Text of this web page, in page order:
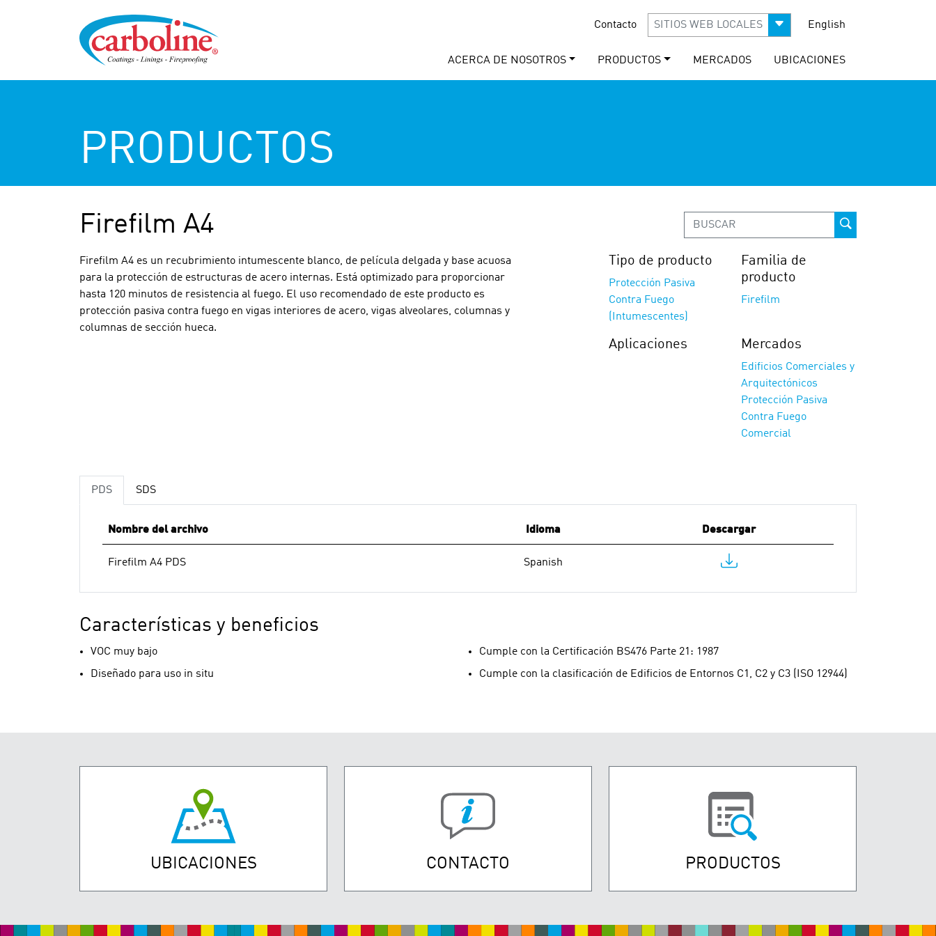
Contacto SITIOS WEB LOCALES English
ACERCA DE NOSOTROS PRODUCTOS MERCADOS UBICACIONES
PRODUCTOS
Firefilm A4
Firefilm A4 es un recubrimiento intumescente blanco, de película delgada y base acuosa
para la protección de estructuras de acero internas. Está optimizado para proporcionar
hasta 120 minutos de resistencia al fuego. El uso recomendado de este producto es
protección pasiva contra fuego en vigas interiores de acero, vigas alveolares, columnas y
columnas de sección hueca.
Tipo de producto
Protección Pasiva
Contra Fuego
(Intumescentes)
Familia de
producto
Firefilm
Aplicaciones Mercados
Edificios Comerciales y
Arquitectónicos
Protección Pasiva
Contra Fuego
Comercial
PDS SDS
Nombre del archivo Idioma Descargar
Firefilm A4 PDS Spanish
Características y beneficios
VOC muy bajo
Diseñado para uso in situ
Cumple con la Certificación BS476 Parte 21: 1987
Cumple con la clasificación de Edificios de Entornos C1, C2 y C3 (ISO 12944)
UBICACIONES CONTACTO PRODUCTOS